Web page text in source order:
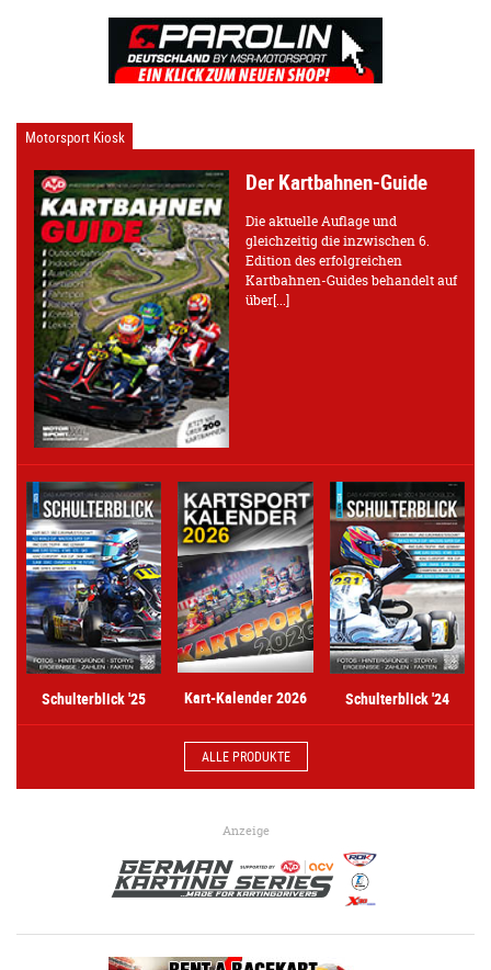
Motorsport Kiosk
Der Kartbahnen-Guide
Die aktuelle Auflage und
gleichzeitig die inzwischen 6.
Edition des erfolgreichen
Kartbahnen-Guides behandelt auf
über[...]
Schulterblick '25 Kart-Kalender 2026 Schulterblick '24
ALLE PRODUKTE
Anzeige